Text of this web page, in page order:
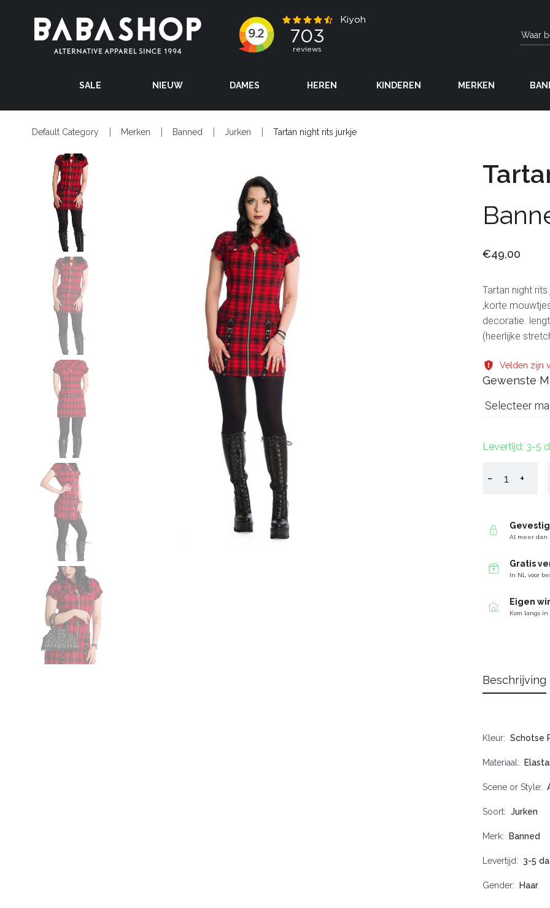
SALE NIEUW DAMES HEREN KINDEREN MERKEN
Default Category Merken Banned Jurken Tartan night rits jurkje
€49,00
Tartan night
,korte
decoratie.
(heerlijke
Velden zijn
Gewenste
Selecteer
Levertijd: 3-5
− +
Al meer dan
Gratis
In NL voor
Eigen
Kom langs
Beschrijving
Kleur Schotse
Materiaal
Scene or Style
Soort Jurken
Merk Banned
Levertijd 3-5
Gender Haar